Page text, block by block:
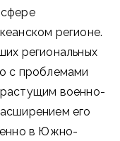
регионе.
региональных
с проблемами
военно-
его
в Южно-